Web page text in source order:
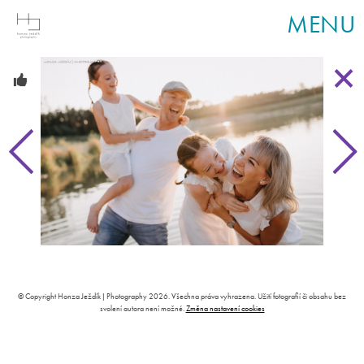
MENU
© Copyright Honza Ježdík | Photography 2026. Všechna práva vyhrazena. Užití fotografií či obsahu bez
svolení autora není možné.Změna nastavení cookies